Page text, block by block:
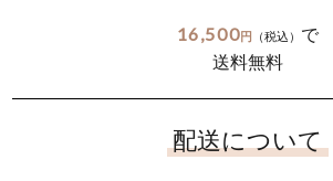
16,500円 （税込） で
送料無料
配送について